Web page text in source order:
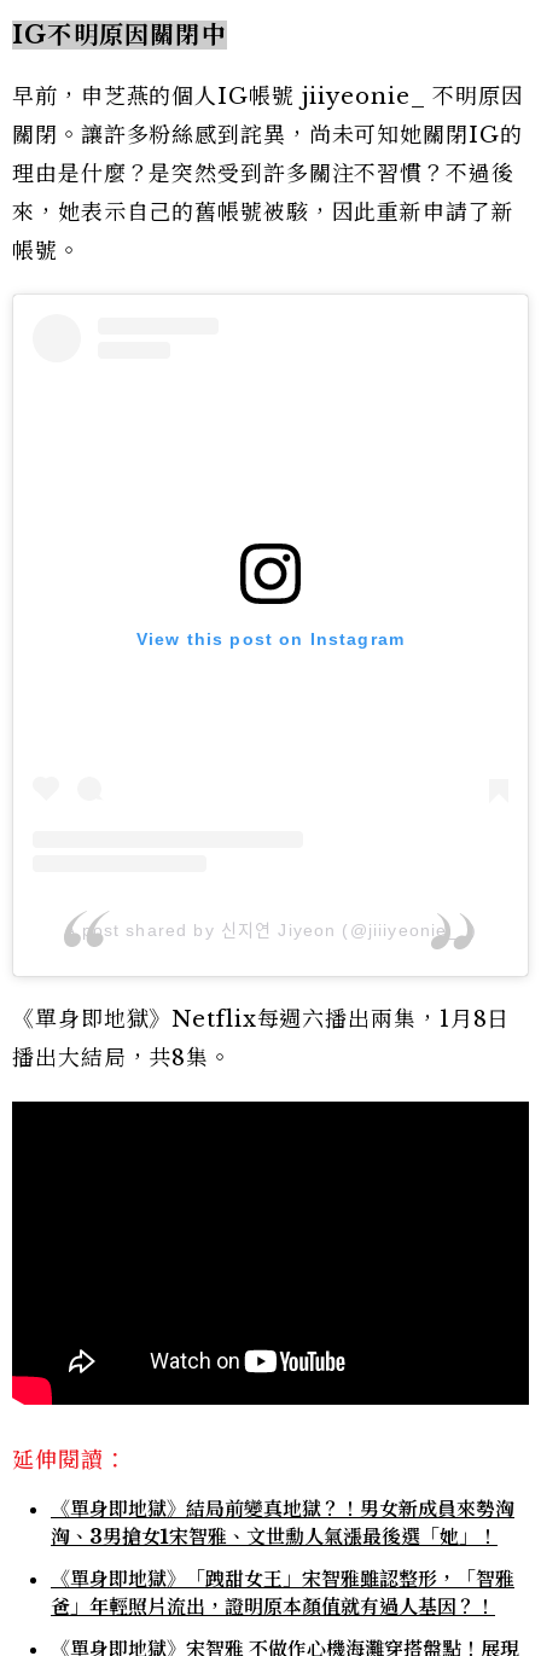
IG不明原因關閉中
早前，申芝燕的個人IG帳號 jiiyeonie_ 不明原因
關閉。讓許多粉絲感到詫異，尚未可知她關閉IG的
理由是什麼？是突然受到許多關注不習慣？不過後
來，她表示自己的舊帳號被駭，因此重新申請了新
帳號。
View this post on Instagram
A post shared by 신지연 Jiyeon (@jiiiyeonie__)
《單身即地獄》Netflix每週六播出兩集，1月8日
播出大結局，共8集。
延伸閱讀：
《單身即地獄》結局前變真地獄？！男女新成員來勢洶
洶、3男搶女1宋智雅、文世勳人氣漲最後選「她」！
《單身即地獄》「跩甜女王」宋智雅雖認整形，「智雅
爸」年輕照片流出，證明原本顏值就有過人基因？！
《單身即地獄》宋智雅 不做作心機海灘穿搭盤點！展現